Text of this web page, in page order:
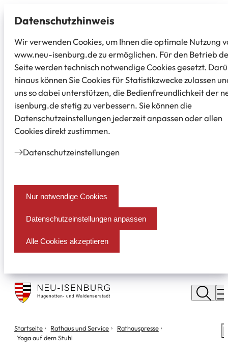
Datenschutz­hinweis
Wir verwenden Cookies, um Ihnen die optimale Nutzung
www.neu-isenburg.de zu ermöglichen. Für den Betrieb
Seite werden technisch notwendige Cookies gesetzt.
hinaus können Sie Cookies für Statistikzwecke zulassen
uns so dabei unterstützen, die Bedienfreundlichkeit der
isenburg.de stetig zu verbessern. Sie können die
Datenschutzeinstellungen jederzeit anpassen oder allen
Cookies direkt zustimmen.
Datenschutz­einstellungen
Nur notwendige Cookies
Datenschutzeinstellungen anpassen
Alle Cookies akzeptieren
Stadt
Neu
Isenburg
Sie
befinden
Startseite Rathaus und Service
Rathauspresse
Yoga auf dem Stuhl